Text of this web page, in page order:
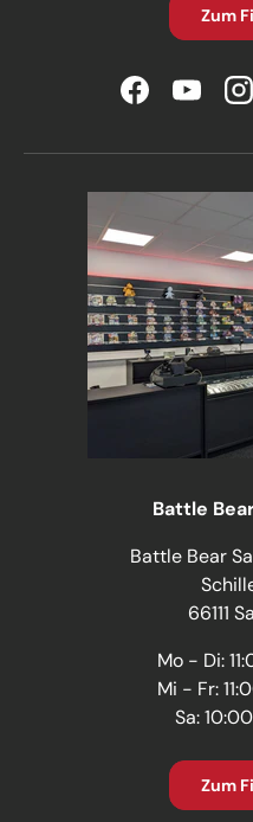
Zum
FacebookYouTube
Battle
Battle Bear
66111
Mo - Di:
Mi - Fr:
Sa:
Zum